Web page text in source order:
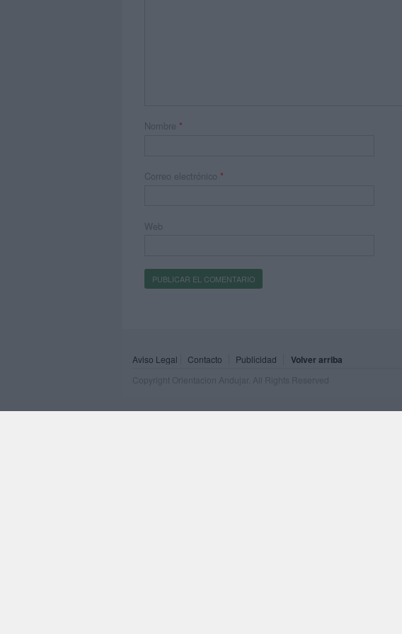
Nombre *
Correo electrónico *
Web
Aviso Legal Contacto Publicidad Volver arriba